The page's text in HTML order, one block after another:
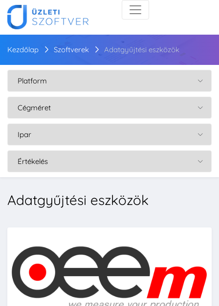
Kezdőlap Szoftverek Adatgyűjtési eszközök
Adatgyűjtési eszközök